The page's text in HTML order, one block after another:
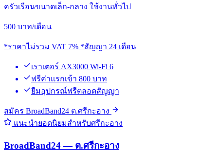
ครัวเรือนขนาดเล็ก-กลาง ใช้งานทั่วไป
500 บาท/เดือน
*ราคาไม่รวม VAT 7% *สัญญา 24 เดือน
เราเตอร์ AX3000 Wi-Fi 6
ฟรีค่าแรกเข้า 800 บาท
ยืมอุปกรณ์ฟรีตลอดสัญญา
สมัคร BroadBand24 ต.ศรีกะอาง
แนะนำยอดนิยมสำหรับศรีกะอาง
BroadBand24 — ต.ศรีกะอาง